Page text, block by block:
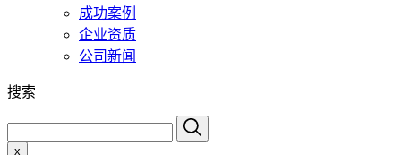
成功案例
企业资质
公司新闻
搜索
x